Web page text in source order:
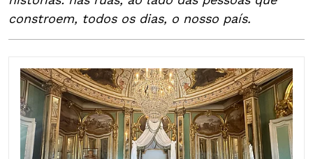
constroem, todos os dias, o nosso país.